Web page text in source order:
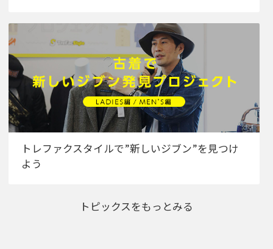
トレファクスタイルで”新しいジブン”を見つけ
よう
トピックスをもっとみる